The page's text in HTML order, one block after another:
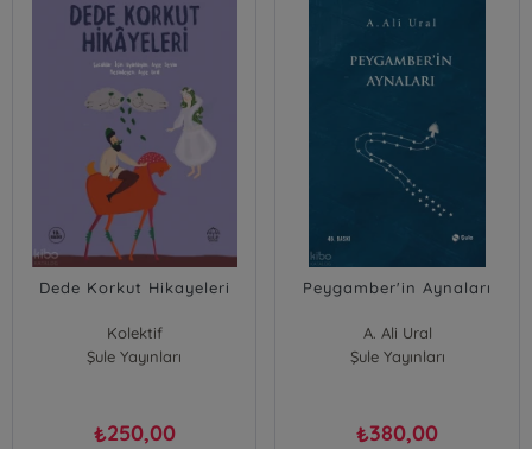
Dede Korkut Hikayeleri
Kolektif
Şule Yayınları
₺250,00
Peygamber'in Aynaları
A. Ali Ural
Şule Yayınları
₺380,00